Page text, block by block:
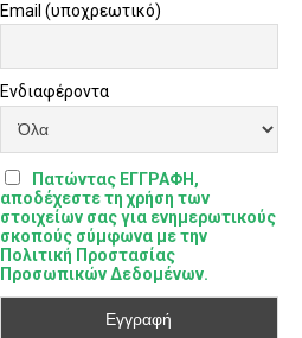
Email (υποχρεωτικό)
Ενδιαφέροντα
Πατώντας ΕΓΓΡΑΦΗ,
αποδέχεστε τη χρήση των
στοιχείων σας για ενημερωτικούς
σκοπούς σύμφωνα με την
Πολιτική Προστασίας
Προσωπικών Δεδομένων.